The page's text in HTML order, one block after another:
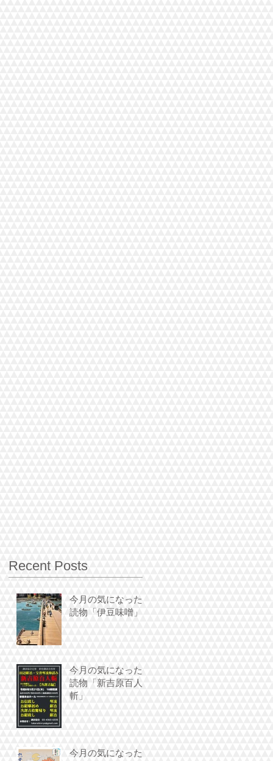
Recent Posts
今月の気になった
読物「伊豆味噌」
今月の気になった
読物「新吉原百人
斬」
今月の気になった